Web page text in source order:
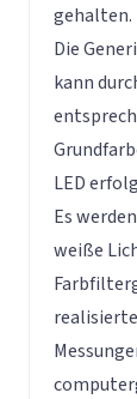
gehalten.
Die
kann
LED
Es
weiße